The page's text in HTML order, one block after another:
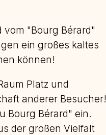
vom "Bourg Bérard"
ein großes kaltes
können!
Platz und
anderer Besucher!
Bourg Bérard" ein.
der großen Vielfalt